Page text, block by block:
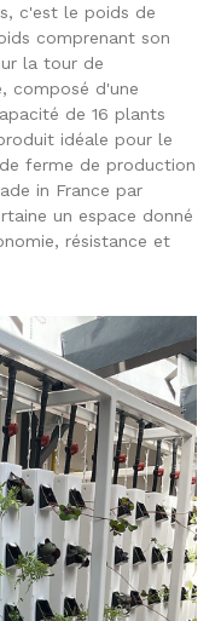
c'est le poids de
comprenant son
la tour de
composé d'une
de 16 plants
idéale pour le
ferme de production
in France par
un espace donné
résistance et